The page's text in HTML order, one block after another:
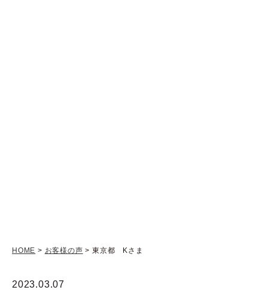
HOME > お客様の声 > 東京都 Kさま
2023.03.07